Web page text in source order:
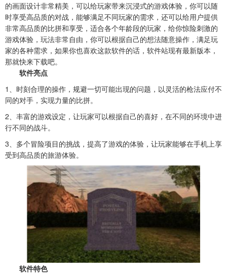
的画面设计非常精美，可以给玩家带来沉浸式的游戏体验，你可以随
时享受高品质的对战，能够满足不同玩家的需求，还可以给用户提供
非常高品质的比拼和享受，适合各个年龄段的玩家，给你惊险刺激的
游戏体验，玩法非常自由，你可以根据自己的想法随意操作，满足玩
家的各种需求，如果你也喜欢这款软件的话，软件站现有最新版本，
那就快来下载吧。
软件亮点
1、 时刻合理的操作，规避一切可能出现的问题，以灵活的枪法应付不
同的对手，实现力量的比拼。
2、丰富的游戏设定，让玩家可以根据自己的喜好，在不同的环境中进
行不同的战斗。
3、多个冒险项目的挑战，提高了游戏的体验，让玩家能够在手机上享
受到高品质的旅游体验。
软件特色